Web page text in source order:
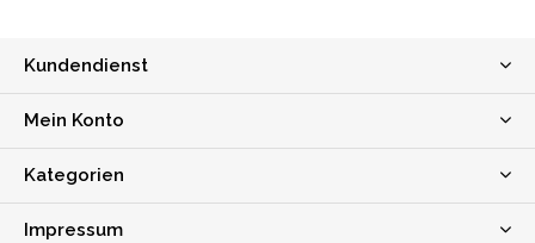
Kundendienst
Mein Konto
Kategorien
Impressum